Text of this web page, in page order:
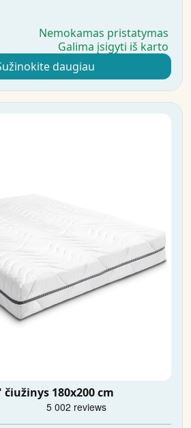
Nemokamas pristatymas
Galima įsigyti iš karto
daugiau
180x200 cm